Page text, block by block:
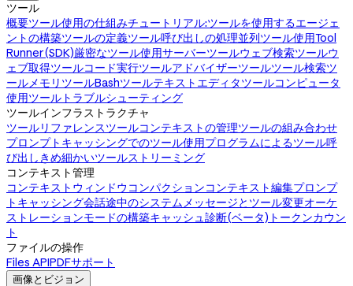
ツール
概要ツール使用の仕組みチュートリアル:ツールを使用するエージェ
ントの構築ツールの定義ツール呼び出しの処理並列ツール使用Tool
Runner(SDK)厳密なツール使用サーバーツールウェブ検索ツールウ
ェブ取得ツールコード実行ツールアドバイザーツールツール検索ツ
ールメモリツールBashツールテキストエディタツールコンピュータ
使用ツール トラブルシューティング
ツールインフラストラクチャ
ツールリファレンスツールコンテキストの管理ツールの組み合わせ
プロンプトキャッシングでのツール使用プログラムによるツール呼
び出し きめ細かいツールストリーミング
コンテキスト管理
コンテキストウィンドウ コンパクションコンテキスト編集プロンプ
トキャッシング会話途中のシステムメッセージとツール変更オーケ
ストレーションモードの構築キャッシュ診断(ベータ) トークンカウン
ト
ファイルの操作
Files APIPDFサポート
画像とビジョン